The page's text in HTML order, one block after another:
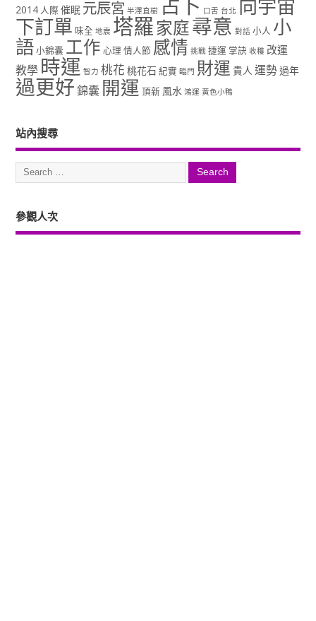
2014 人際 催眠 元辰宮 半澤直樹 占卜 口舌 台北 向宇宙
下訂單 味全 地震 塔羅家庭尋意 對話 小人 小
語小錦囊 工作 心理 情人節 感情 挑戰 捷運 掌訣 收穫 改運
教學 時運 智力 桃花 桃花石 紀實 臨門 財運 貴人 運勢過年
過更好錦囊 開運 頂新 風水 鴻運 黃色小鴨
站內搜尋
參觀人次